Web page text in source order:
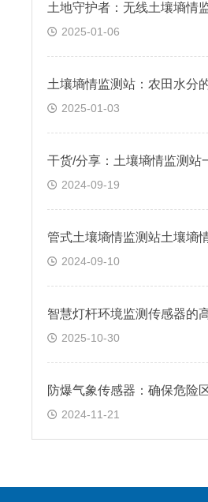
2025-01-06
2025-01-03
2024-09-19
2024-09-10
2025-10-30
2024-11-21